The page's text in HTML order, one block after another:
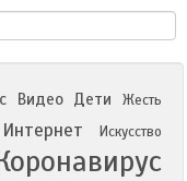
Видео Дети
Жесть
Интернет Искусство